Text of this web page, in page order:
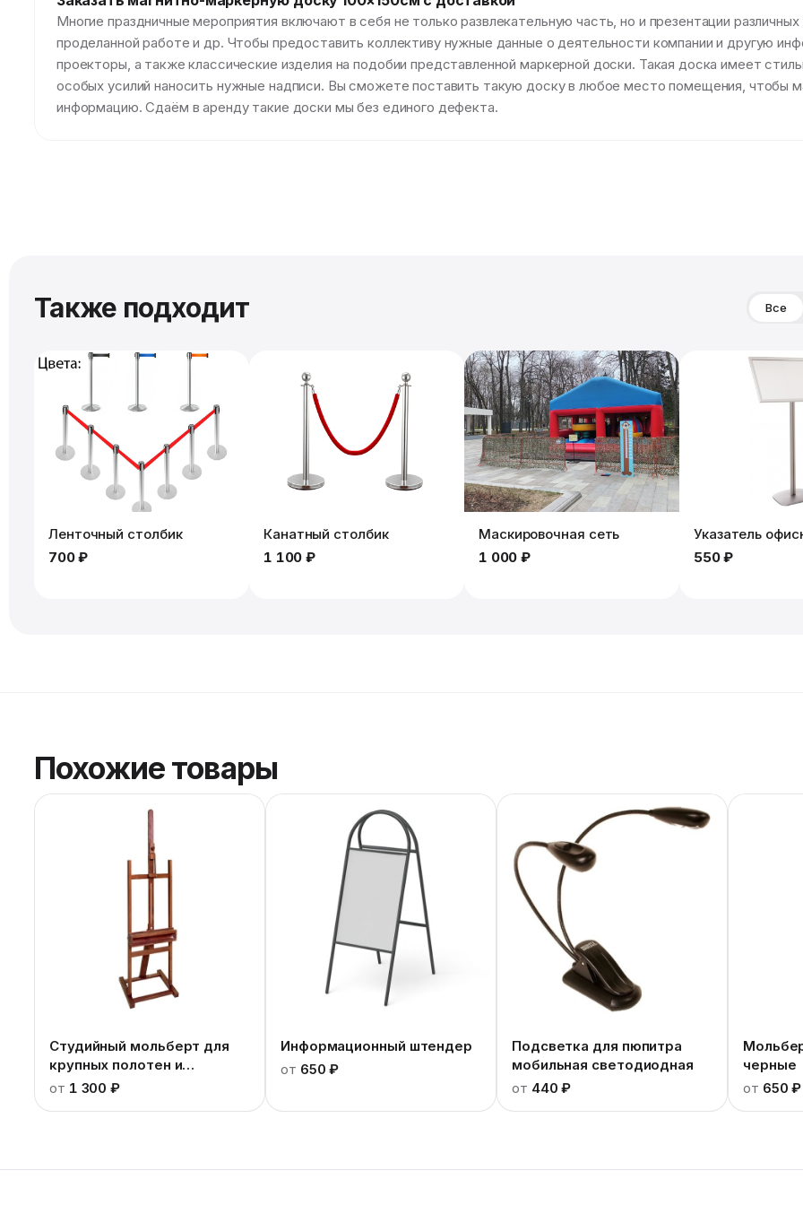
Многие праздничные мероприятия включают в себя не только развлекательную часть, но и презентации
проделанной работе и др. Чтобы предоставить коллективу нужные данные о деятельности компании и другую
проекторы, а также классические изделия на подобии представленной маркерной доски. Такая доска имеет
особых усилий наносить нужные надписи. Вы сможете поставить такую доску в любое место помещения, чтобы
информацию. Сдаём в аренду такие доски мы без единого дефекта.
Также подходит Все
Ленточный столбик
700 ₽
Канатный столбик
1 100 ₽
Маскировочная сеть
1 000 ₽
Указатель
550 ₽
Похожие товары
Студийный мольберт для
крупных полотен и
портретов
от 1 300 ₽
Информационный штендер
от 650 ₽
Подсветка для пюпитра
мобильная светодиодная
от 440 ₽
черные
от 650 ₽